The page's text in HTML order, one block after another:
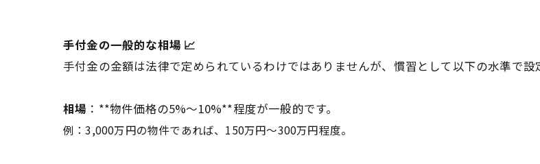
手付金の一般的な相場 📈
手付金の金額は法律で定められているわけではありませんが、慣習として以下の水準で設
相場 ：**物件価格の5%〜10%**程度が一般的です。
例：3,000万円の物件であれば、150万円〜300万円程度。